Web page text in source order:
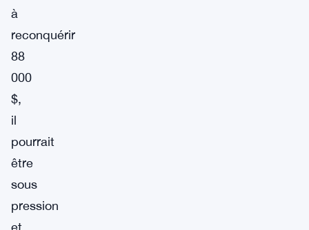
à
reconquérir
88
000
$,
il
pourrait
être
sous
pression
et